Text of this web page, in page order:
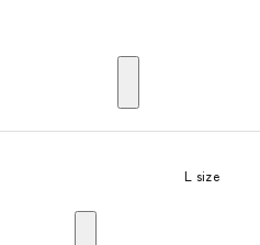
L size